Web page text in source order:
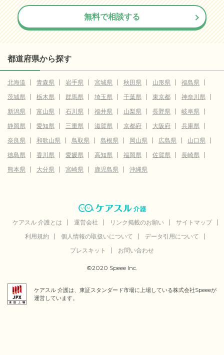
無料で相談する
都道府県から探す
北海道 青森県 岩手県 宮城県 秋田県 山形県
福島県
茨城県
栃木県 群馬県 埼玉県 千葉県 東京都
神奈川県
新潟県
富山県 石川県 福井県 山梨県 長野県
岐阜県
静岡県
愛知県 三重県 滋賀県 京都府 大阪府
兵庫県
奈良県
和歌山県 鳥取県 島根県 岡山県 広島県
山口県
徳島県
香川県 愛媛県 高知県 福岡県 佐賀県
長崎県
熊本県
大分県 宮崎県 鹿児島県 沖縄県
ケアスル 介護とは 運営会社 リンク掲載のお願い
サイトマップ
利用規約
個人情報の取扱いについて
データ引用について
プレスキット
お問い合わせ
©2020 Speee Inc.
ケアスル 介護は、東証スタンダード市場に上場している株式会社Speeeが
運営しています。